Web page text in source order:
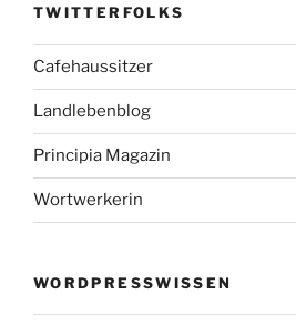
TWITTERFOLKS
Cafehaussitzer
Landlebenblog
Principia Magazin
Wortwerkerin
WORDPRESSWISSEN